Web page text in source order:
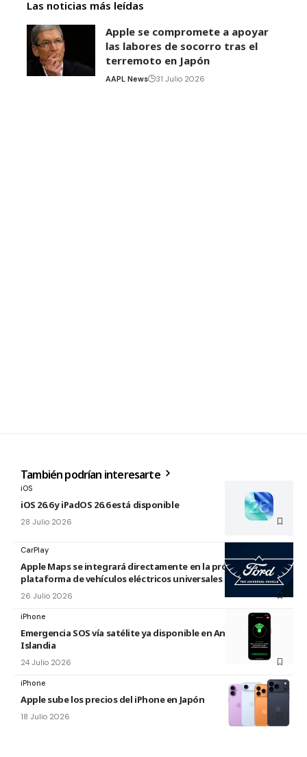
Las noticias más leídas
Apple se compromete a apoyar
las labores de socorro tras el
terremoto en Japón
AAPL News 31 Julio 2026
También podrían interesarte
iOS
iOS 26.6 y iPadOS 26.6 está disponible
28 Julio 2026
CarPlay
Apple Maps se integrará directamente en la próxima
plataforma de vehículos eléctricos universales de Ford
26 Julio 2026
iPhone
Emergencia SOS vía satélite ya disponible en Andorra e
Islandia
24 Julio 2026
iPhone
Apple sube los precios del iPhone en Japón
18 Julio 2026